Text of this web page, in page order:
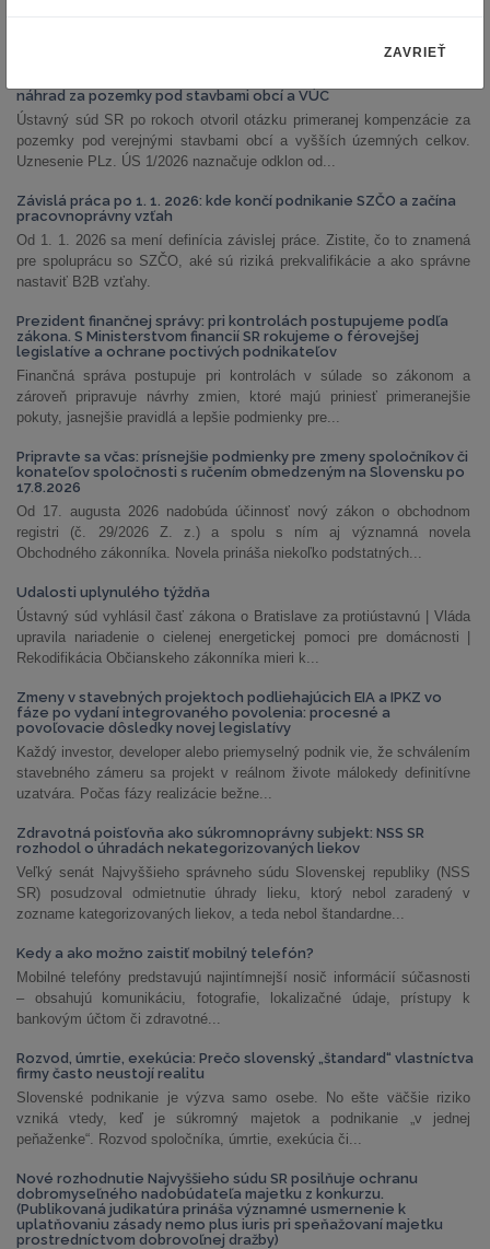
náhrad za pozemky pod stavbami obcí a VÚC
Ústavný súd SR po rokoch otvoril otázku primeranej kompenzácie za
pozemky pod verejnými stavbami obcí a vyšších územných celkov.
Uznesenie PLz. ÚS 1/2026 naznačuje odklon od...
Závislá práca po 1. 1. 2026: kde končí podnikanie SZČO a začína
pracovnoprávny vzťah
Od 1. 1. 2026 sa mení definícia závislej práce. Zistite, čo to znamená
pre spoluprácu so SZČO, aké sú riziká prekvalifikácie a ako správne
nastaviť B2B vzťahy.
Prezident finančnej správy: pri kontrolách postupujeme podľa
zákona. S Ministerstvom financií SR rokujeme o férovejšej
legislatíve a ochrane poctivých podnikateľov
Finančná správa postupuje pri kontrolách v súlade so zákonom a
zároveň pripravuje návrhy zmien, ktoré majú priniesť primeranejšie
pokuty, jasnejšie pravidlá a lepšie podmienky pre...
Pripravte sa včas: prísnejšie podmienky pre zmeny spoločníkov či
konateľov spoločnosti s ručením obmedzeným na Slovensku po
17.8.2026
Od 17. augusta 2026 nadobúda účinnosť nový zákon o obchodnom
registri (č. 29/2026 Z. z.) a spolu s ním aj významná novela
Obchodného zákonníka. Novela prináša niekoľko podstatných...
Udalosti uplynulého týždňa
Ústavný súd vyhlásil časť zákona o Bratislave za protiústavnú | Vláda
upravila nariadenie o cielenej energetickej pomoci pre domácnosti |
Rekodifikácia Občianskeho zákonníka mieri k...
Zmeny v stavebných projektoch podliehajúcich EIA a IPKZ vo
fáze po vydaní integrovaného povolenia: procesné a
povoľovacie dôsledky novej legislatívy
Každý investor, developer alebo priemyselný podnik vie, že schválením
stavebného zámeru sa projekt v reálnom živote málokedy definitívne
uzatvára. Počas fázy realizácie bežne...
Zdravotná poisťovňa ako súkromnoprávny subjekt: NSS SR
rozhodol o úhradách nekategorizovaných liekov
Veľký senát Najvyššieho správneho súdu Slovenskej republiky (NSS
SR) posudzoval odmietnutie úhrady lieku, ktorý nebol zaradený v
zozname kategorizovaných liekov, a teda nebol štandardne...
Kedy a ako možno zaistiť mobilný telefón?
Mobilné telefóny predstavujú najintímnejší nosič informácií súčasnosti
– obsahujú komunikáciu, fotografie, lokalizačné údaje, prístupy k
bankovým účtom či zdravotné...
Rozvod, úmrtie, exekúcia: Prečo slovenský „štandard“ vlastníctva
firmy často neustojí realitu
Slovenské podnikanie je výzva samo osebe. No ešte väčšie riziko
vzniká vtedy, keď je súkromný majetok a podnikanie „v jednej
peňaženke“. Rozvod spoločníka, úmrtie, exekúcia či...
Nové rozhodnutie Najvyššieho súdu SR posilňuje ochranu
dobromyseľného nadobúdateľa majetku z konkurzu.
(Publikovaná judikatúra prináša významné usmernenie k
uplatňovaniu zásady nemo plus iuris pri speňažovaní majetku
prostredníctvom dobrovoľnej dražby)
ZAVRIEŤ